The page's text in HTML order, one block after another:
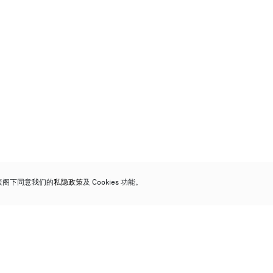
下同意我们的私隐政策及 Cookies 功能。